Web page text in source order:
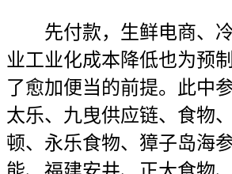
先付款，生鲜电商、冷
业工业化成本降低也为预
了愈加便当的前提。此中
太乐、九曳供应链、食物
顿、永乐食物、獐子岛海